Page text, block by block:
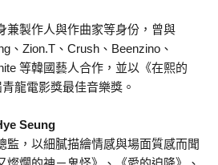
兼製作人與作曲家等身份，曾與
、Zion.T、Crush、Beenzino、
等韓國藝人合作，並以《在熙的
龍電影獎最佳音樂獎。
Seung
監，以細膩描繪情感與場面質感而聞